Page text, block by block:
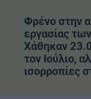
Φρένο στην
εργασίας
Χάθηκαν
τον Ιούλιο,
ισορροπίες